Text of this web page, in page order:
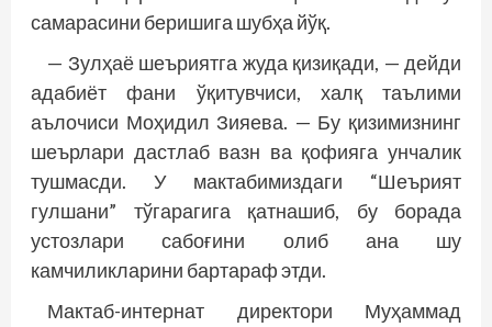
самарасини беришига шубҳа йўқ.
— Зулҳаё шеъриятга жуда қизиқади, — дейди
адабиёт фани ўқитувчиси, халқ таълими
аълочиси Моҳидил Зияева. — Бу қизимизнинг
шеърлари дастлаб вазн ва қофияга унчалик
тушмасди. У мактабимиздаги “Шеърият
гулшани” тўгарагига қатнашиб, бу борада
устозлари сабоғини олиб ана шу
камчиликларини бартараф этди.
Мактаб-интернат директори Муҳам­мад